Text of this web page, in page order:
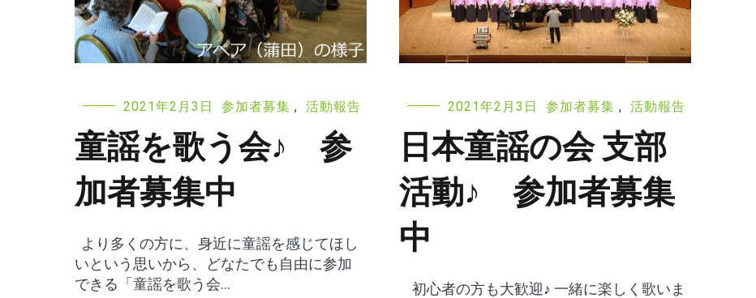
2021年2月3日 参加者募集 , 活動報告
童謡を歌う会♪ 参
加者募集中
より多くの方に、身近に童謡を感じてほし
いという思いから、どなたでも自由に参加
できる「童謡を歌う会…
2021年2月3日 参加者募集 , 活動報告
日本童謡の会 支部
活動♪ 参加者募集
中
初心者の方も大歓迎♪ 一緒に楽しく歌いま